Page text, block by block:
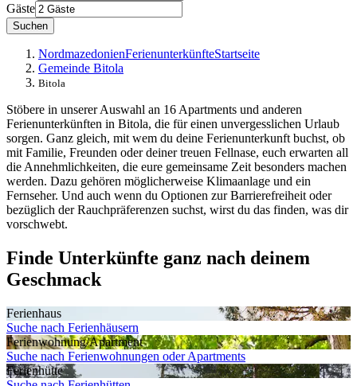
Gäste
Suchen
NordmazedonienFerienunterkünfteStartseite
Gemeinde Bitola
Bitola
Stöbere in unserer Auswahl an 16 Apartments und anderen
Ferienunterkünften in Bitola, die für einen unvergesslichen Urlaub
sorgen. Ganz gleich, mit wem du deine Ferienunterkunft buchst, ob
mit Familie, Freunden oder deiner treuen Fellnase, euch erwarten all
die Annehmlichkeiten, die eure gemeinsame Zeit besonders machen
werden. Dazu gehören möglicherweise Klimaanlage und ein
Fernseher. Und auch wenn du Optionen zur Barrierefreiheit oder
bezüglich der Rauchpräferenzen suchst, wirst du das finden, was dir
vorschwebt.
Finde Unterkünfte ganz nach deinem
Geschmack
Ferienhaus
Suche nach Ferienhäusern
Ferienwohnung/Apartment
Suche nach Ferienwohnungen oder Apartments
Ferienhütte